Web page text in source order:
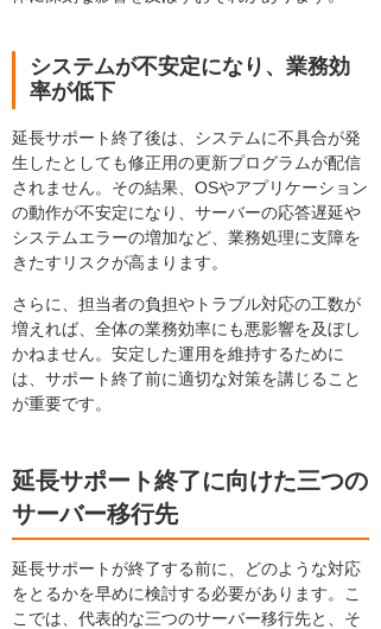
システムが不安定になり、業務効
率が低下
延長サポート終了後は、システムに不具合が発
生したとしても修正用の更新プログラムが配信
されません。その結果、OSやアプリケーション
の動作が不安定になり、サーバーの応答遅延や
システムエラーの増加など、業務処理に支障を
きたすリスクが高まります。
さらに、担当者の負担やトラブル対応の工数が
増えれば、全体の業務効率にも悪影響を及ぼし
かねません。安定した運用を維持するために
は、サポート終了前に適切な対策を講じること
が重要です。
延長サポート終了に向けた三つの
サーバー移行先
延長サポートが終了する前に、どのような対応
をとるかを早めに検討する必要があります。こ
こでは、代表的な三つのサーバー移行先と、そ